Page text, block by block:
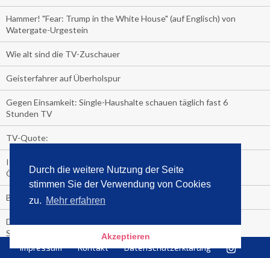
Durch die weitere Nutzung der Seite
stimmen Sie der Verwendung von Cookies
zu. Mehr erfahren
Akzeptieren
Hammer! "Fear: Trump in the White House" (auf Englisch) von
Watergate-Urgestein
Wie alt sind die TV-Zuschauer
Geisterfahrer auf Überholspur
Gegen Einsamkeit: Single-Haushalte schauen täglich fast 6
Stunden TV
TV-Quote:
Italienisches Kochbuch schießt auf Nummer 1 in Deutschland,
Österreich und Schweiz
Blick in die Garage der TV-Dauerglotzer
Die Deutschen investieren, während die Österreicher und
Schweizer noch nachdenken, wie sie reich werden.
Impressum Kontakt Datenschutzerklärung